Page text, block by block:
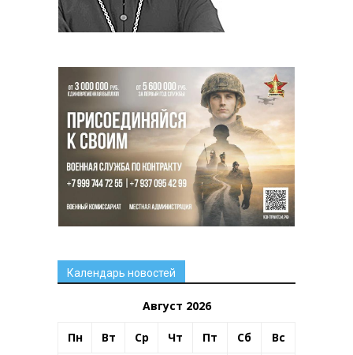
Календарь новостей
Август 2026
Пн Вт Ср Чт Пт Сб Вс